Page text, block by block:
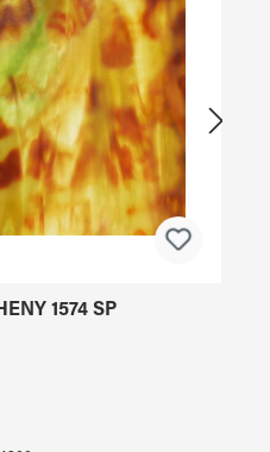
1574 SP